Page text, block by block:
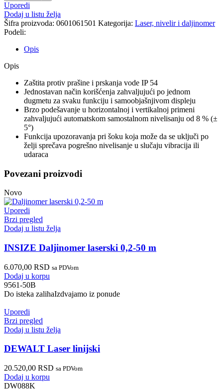
Uporedi
Dodaj u listu želja
Šifra proizvoda: 0601061501 Kategorija: Laser, nivelir i daljinomer
Podeli:
Opis
Opis
Zaštita protiv prašine i prskanja vode IP 54
Jednostavan način korišćenja zahvaljujući po jednom
dugmetu za svaku funkciju i samoobjašnjivom displeju
Brzo podešavanje u horizontalnoj i vertikalnoj primeni
zahvaljujući automatskom samostalnom nivelisanju od 8 % (±
5°)
Funkcija upozoravanja pri šoku koja može da se uključi po
želji sprečava pogrešno nivelisanje u slučaju vibracija ili
udaraca
Povezani proizvodi
Novo
Uporedi
Brzi pregled
Dodaj u listu želja
INSIZE Daljinomer laserski 0,2-50 m
6.070,00 RSD sa PDVom
Dodaj u korpu
9561-50B
Do isteka zalihaIzdvajamo iz ponude
Uporedi
Brzi pregled
Dodaj u listu želja
DEWALT Laser linijski
20.520,00 RSD sa PDVom
Dodaj u korpu
DW088K